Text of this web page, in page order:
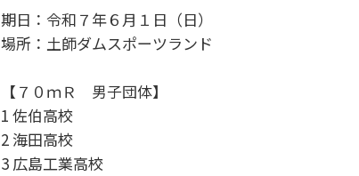
期日：令和７年６月１日（日）
場所：土師ダムスポーツランド
【７０ｍＲ 男子団体】
1 佐伯高校
2 海田高校
3 広島工業高校